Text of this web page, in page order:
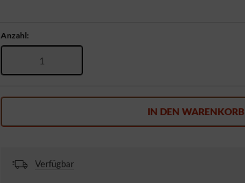
Anzahl:
IN DEN WARENKORB
Verfügbar